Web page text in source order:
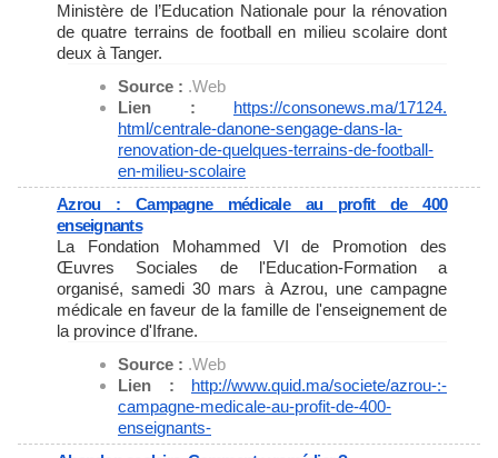
Ministère de l’Education Nationale pour la rénovation
de quatre terrains de football en milieu scolaire dont
deux à Tanger.
Source : .Web
Lien : https://consonews.ma/17124.
html/centrale-danone-sengage-dans-la-
renovation-de-quelques-terrains-de-football-
en-milieu-scolaire
Azrou : Campagne médicale au profit de 400
enseignants
La Fondation Mohammed VI de Promotion des
Œuvres Sociales de l'Education-Formation a
organisé, samedi 30 mars à Azrou, une campagne
médicale en faveur de la famille de l'enseignement de
la province d'Ifrane.
Source : .Web
Lien : http://www.quid.ma/societe/azrou-:-
campagne-medicale-au-profit-de-400-
enseignants-